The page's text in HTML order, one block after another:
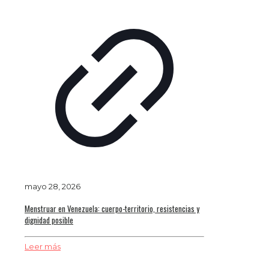
mayo 28, 2026
Menstruar en Venezuela: cuerpo-territorio, resistencias y
dignidad posible
Leer más